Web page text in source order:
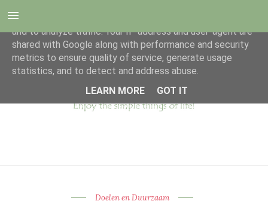
Doelen en Duurzaam
This site uses cookies from Google to deliver its services
and to analyze traffic. Your IP address and user-agent are
shared with Google along with performance and security
metrics to ensure quality of service, generate usage
statistics, and to detect and address abuse.
LEARN MORE
GOT IT